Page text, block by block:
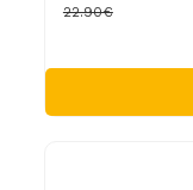
22.90€